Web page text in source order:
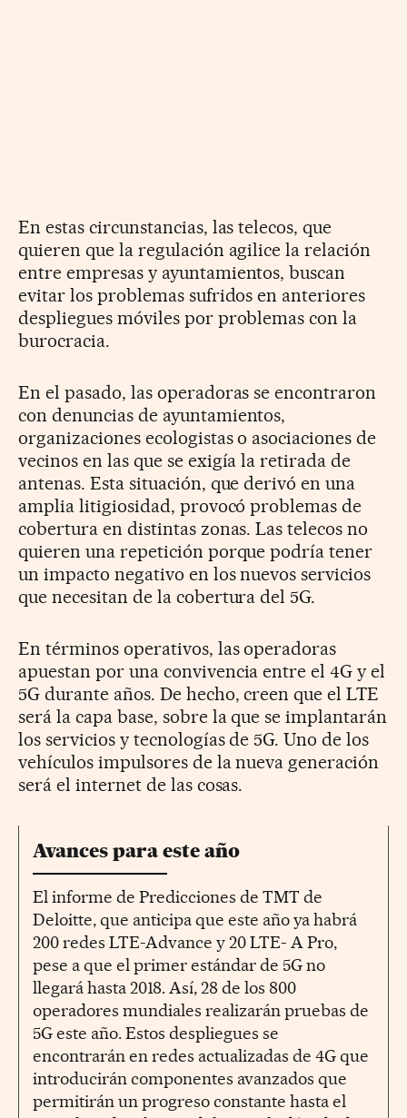
En estas circunstancias, las telecos, que
quieren que la regulación agilice la relación
entre empresas y ayuntamientos, buscan
evitar los problemas sufridos en anteriores
despliegues móviles por problemas con la
burocracia.
En el pasado, las operadoras se encontraron
con denuncias de ayuntamientos,
organizaciones ecologistas o asociaciones de
vecinos en las que se exigía la retirada de
antenas. Esta situación, que derivó en una
amplia litigiosidad, provocó problemas de
cobertura en distintas zonas. Las telecos no
quieren una repetición porque podría tener
un impacto negativo en los nuevos servicios
que necesitan de la cobertura del 5G.
En términos operativos, las operadoras
apuestan por una convivencia entre el 4G y el
5G durante años. De hecho, creen que el LTE
será la capa base, sobre la que se implantarán
los servicios y tecnologías de 5G. Uno de los
vehículos impulsores de la nueva generación
será el internet de las cosas.
Avances para este año
El informe de Predicciones de TMT de
Deloitte, que anticipa que este año ya habrá
200 redes LTE-Advance y 20 LTE- A Pro,
pese a que el primer estándar de 5G no
llegará hasta 2018. Así, 28 de los 800
operadores mundiales realizarán pruebas de
5G este año. Estos despliegues se
encontrarán en redes actualizadas de 4G que
introducirán componentes avanzados que
permitirán un progreso constante hasta el